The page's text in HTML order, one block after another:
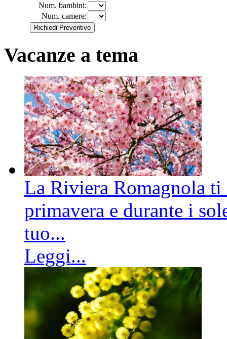
Num. bambini:
Num. camere:
Vacanze a tema
La Riviera Romagnola
primavera e durante i
tuo...
Leggi...